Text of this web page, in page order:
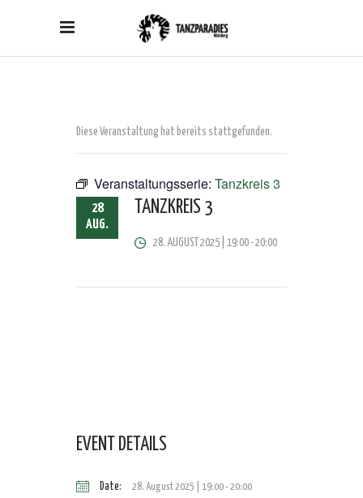
Diese Veranstaltung hat bereits stattgefunden.
Veranstaltungsserie: Tanzkreis 3
28
AUG.
TANZKREIS 3
28. AUGUST 2025 | 19:00-20:00
EVENT DETAILS
Date: 28. August 2025 | 19:00-20:00